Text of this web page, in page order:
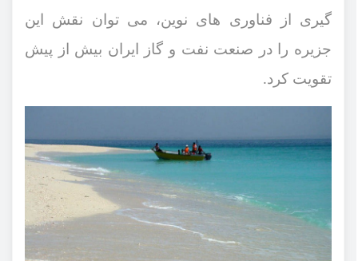
گیری از فناوری ‌های نوین، می ‌توان نقش این
جزیره را در صنعت نفت و گاز ایران بیش از پیش
تقویت کرد.